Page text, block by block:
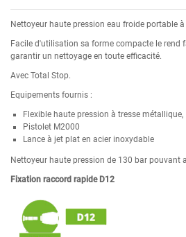
Nettoyeur haute pression eau froide portable
Facile d'utilisation sa forme compacte le rend
garantir un nettoyage en toute efficacité.
Avec Total Stop.
Equipements fournis :
Flexible haute pression à tresse métallique,
Pistolet M2000
Lance à jet plat en acier inoxydable
Nettoyeur haute pression de 130 bar pouvant
Fixation raccord rapide D12